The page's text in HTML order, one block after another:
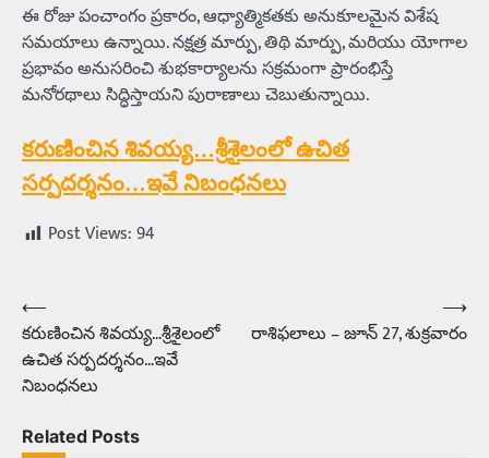
ఈ రోజు పంచాంగం ప్రకారం, ఆధ్యాత్మికతకు అనుకూలమైన విశేష
సమయాలు ఉన్నాయి. నక్షత్ర మార్పు, తిథి మార్పు, మరియు యోగాల
ప్రభావం అనుసరించి శుభకార్యాలను సక్రమంగా ప్రారంభిస్తే
మనోరథాలు సిద్ధిస్తాయని పురాణాలు చెబుతున్నాయి.
కరుణించిన శివయ్య…శ్రీశైలంలో ఉచిత
సర్పదర్శనం…ఇవే నిబంధనలు
Post Views:94
Post
navigation
⟵
కరుణించిన శివయ్య…శ్రీశైలంలో
ఉచిత సర్పదర్శనం…ఇవే
నిబంధనలు
రాశిఫలాలు – జూన్‌ 27, శుక్రవారం
⟶
Related Posts